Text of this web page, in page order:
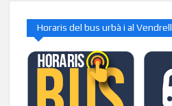
Horaris del bus urbà i al Vendrell